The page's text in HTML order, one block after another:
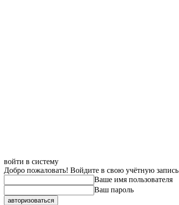
войти в систему
Добро пожаловать! Войдите в свою учётную запись
Ваше имя пользователя
Ваш пароль